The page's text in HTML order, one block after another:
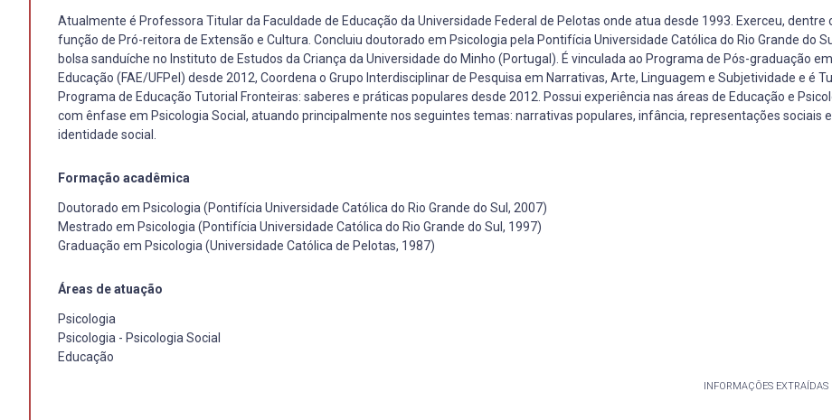
Atualmente é Professora Titular da Faculdade de Educação da Universidade Federal de Pelotas onde atua desde 1993. Exerceu, dentre
função de Pró-reitora de Extensão e Cultura. Concluiu doutorado em Psicologia pela Pontifícia Universidade Católica do Rio Grande do
bolsa sanduíche no Instituto de Estudos da Criança da Universidade do Minho (Portugal). É vinculada ao Programa de Pós-graduação em
Educação (FAE/UFPel) desde 2012, Coordena o Grupo Interdisciplinar de Pesquisa em Narrativas, Arte, Linguagem e Subjetividade e é
Programa de Educação Tutorial Fronteiras: saberes e práticas populares desde 2012. Possui experiência nas áreas de Educação e
com ênfase em Psicologia Social, atuando principalmente nos seguintes temas: narrativas populares, infância, representações sociais e
identidade social.
Formação acadêmica
Doutorado em Psicologia (Pontifícia Universidade Católica do Rio Grande do Sul, 2007)
Mestrado em Psicologia (Pontifícia Universidade Católica do Rio Grande do Sul, 1997)
Graduação em Psicologia (Universidade Católica de Pelotas, 1987)
Áreas de atuação
Psicologia
Psicologia - Psicologia Social
Educação
INFORMAÇÕES EXTRAÍDAS